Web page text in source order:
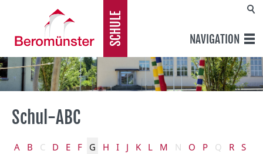
SCHULE NAVIGATION
Schul-ABC
A B C D E F G H I J K L M N O P Q R S